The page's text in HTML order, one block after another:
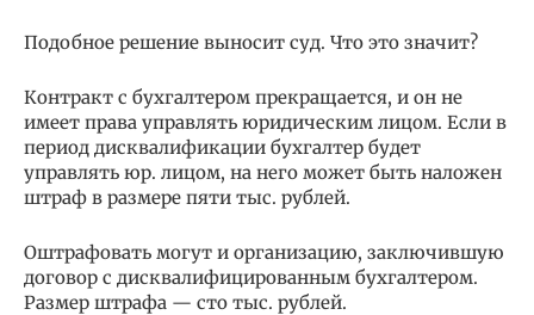
Подобное решение выносит суд. Что это значит?
Контракт с бухгалтером прекращается, и он не
имеет права управлять юридическим лицом. Если в
период дисквалификации бухгалтер будет
управлять юр. лицом, на него может быть наложен
штраф в размере пяти тыс. рублей.
Оштрафовать могут и организацию, заключившую
договор с дисквалифицированным бухгалтером.
Размер штрафа — сто тыс. рублей.